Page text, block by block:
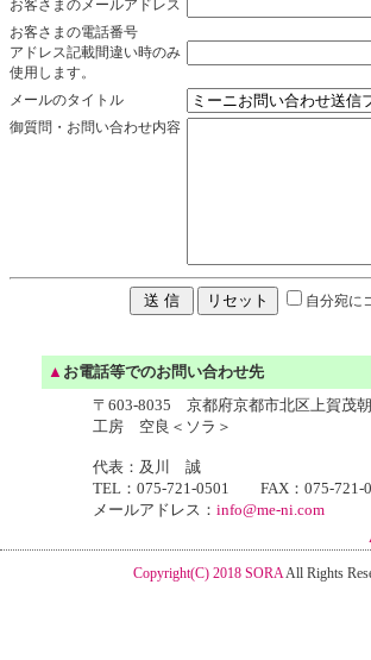
お客さまのメールアドレス
お客さまの電話番号
アドレス記載間違い時のみ
使用します。
メールのタイトル
御質問・お問い合わせ内容
自分宛に
▲ お電話等でのお問い合わせ先
〒603-8035 京都府京都市北区上賀茂
工房 空良＜ソラ＞
代表：及川 誠
TEL：075-721-0501 FAX：075-721-
メールアドレス： info@me-ni.com
Copyright(C) 2018 SORAAll Rights